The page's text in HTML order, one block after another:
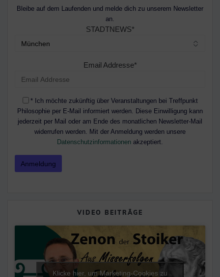
Bleibe auf dem Laufenden und melde dich zu unserem Newsletter
an.
STADTNEWS*
Email Addresse*
* Ich möchte zukünftig über Veranstaltungen bei Treffpunkt
Philosophie per E-Mail informiert werden. Diese Einwilligung kann
jederzeit per Mail oder am Ende des monatlichen Newsletter-Mail
widerrufen werden. Mit der Anmeldung werden unsere
Datenschutzinformationen akzeptiert.
VIDEO BEITRÄGE
Klicke hier, um Marketing-Cookies zu